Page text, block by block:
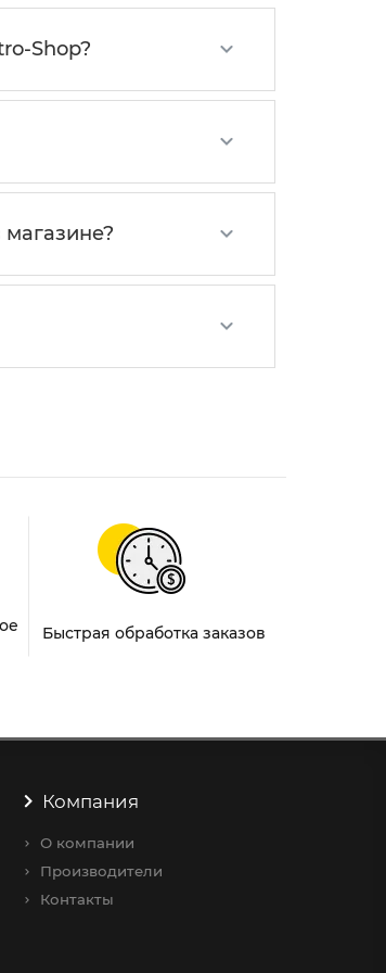
Shop?
Быстрая обработка заказов
Компания
О компании
Производители
Контакты